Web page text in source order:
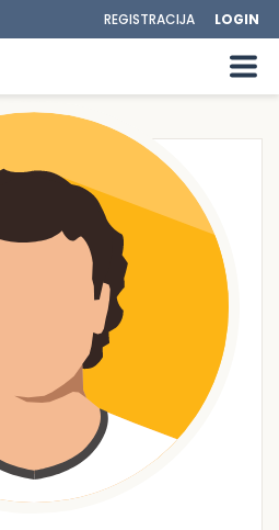
REGISTRACIJA LOGIN